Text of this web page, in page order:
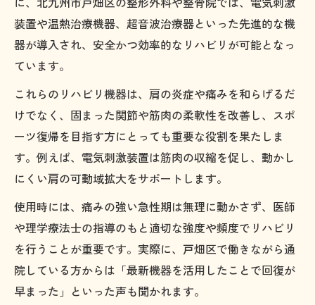
装置や温熱治療機器、超音波治療器といった先進的な機
器が導入され、安全かつ効率的なリハビリが可能となっ
ています。
これらのリハビリ機器は、肩の炎症や痛みを和らげるだ
けでなく、固まった関節や筋肉の柔軟性を改善し、スポ
ーツ復帰を目指す方にとっても重要な役割を果たしま
す。例えば、電気刺激装置は筋肉の収縮を促し、動かし
にくい肩の可動域拡大をサポートします。
使用時には、痛みの強い急性期は無理に動かさず、医師
や理学療法士の指導のもと適切な強度や頻度でリハビリ
を行うことが重要です。実際に、戸畑区で働きながら通
院している方からは「最新機器を活用したことで回復が
早まった」といった声も聞かれます。